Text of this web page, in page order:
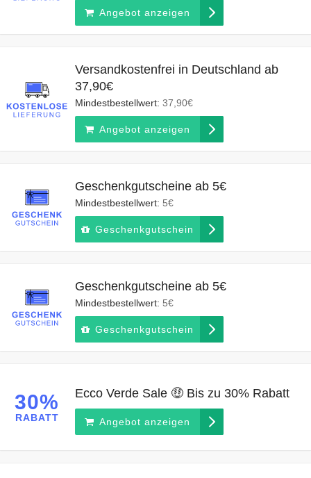
Angebot anzeigen
Versandkostenfrei in Deutschland ab
37,90€
Mindestbestellwert: 37,90€
Angebot anzeigen
Geschenkgutscheine ab 5€
Mindestbestellwert: 5€
Geschenkgutschein
Geschenkgutscheine ab 5€
Mindestbestellwert: 5€
Geschenkgutschein
30%
RABATT
Ecco Verde Sale 🤑 Bis zu 30% Rabatt
Angebot anzeigen